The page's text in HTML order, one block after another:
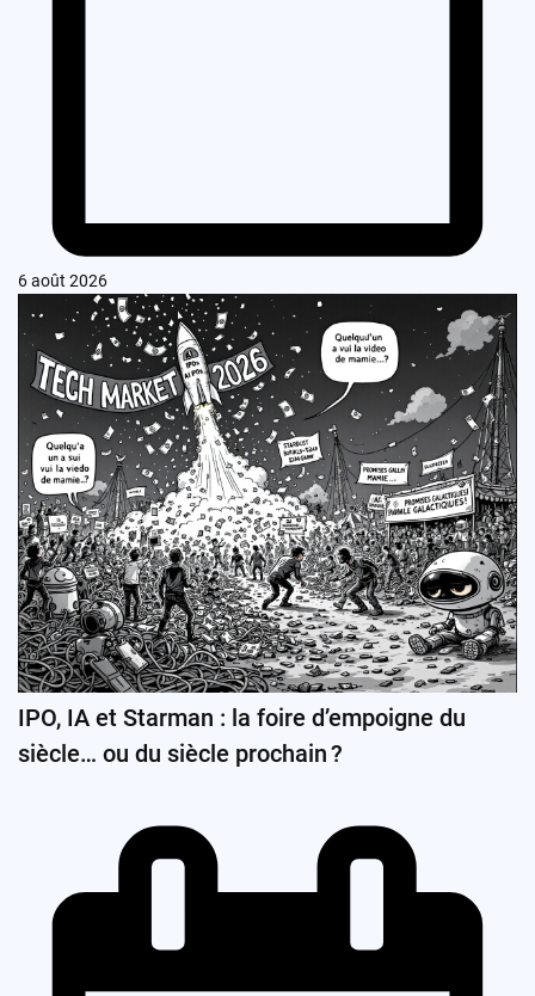
6 août 2026
IPO, IA et Starman : la foire d’empoigne du
siècle… ou du siècle prochain ?